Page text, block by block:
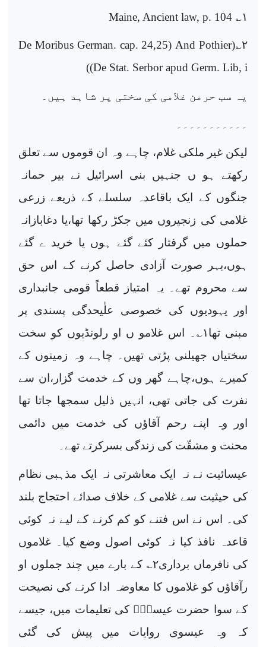
۱؎ Maine, Ancient law, p. 104
۲؎(De Moribus German. cap. 24,25) And Pothier
(De Stat. Serbor apud Germ. Lib, i
)
یہ سب حرمن غلامی کی سختی پر شاہد ہیں۔
۔۔۔۔۔۔۔۔۔۔۔
لیکن غیر ملکی غلام، چاہے وہ ان قوموں سے تعلق
رکھتے ہو ں جنہیں بنی اسرائیل نے بیر حمانہ
جنگوں کے ایک باقاعدہ سلسلے کے ذریعے زرعی
غلامی کی زنجیروں میں جکڑ رکھا تھا،یا دغابازانہ
حملوں میں گرفتار کئے گئے ہوں یا خرید ے گئے
ہوں،بہر صورت آزادی حاصل کرنے کے اس حق
سے محروم تھے۔ یہ امتیاز قطعاً قومی جانبداری
اور یہودیوں کی خصوصی علٰیحدگی پسندی پر
مبنی تھا۱؎۔ اس غلامو ں او رلونڈیوں کو سخت
سختیاں جھیلنی پڑتی تھیں۔ چاہے وہ زمینوں کے
کمیرے ہوں،چاہے گھر وں کے خدمت گزار،ان سے
نفرت کی جاتی تھی، انہیں ذلیل سمجھا جاتا تھا
اور وہ اپنے رحم آقاؤں کی خدمت میں دائمی
محنت و مشقّت کی زندگی بسرکرتے تھے۔
عیسائیت نے نہ ایک معاشرتی نہ ایک مذہبی نظام
کی حیثیت سے غلامی کے خلاف صدائے احتجاج بلند
کی۔ اس نے اس فتنے کو کم کرنے کے لیے نہ کوئی
قاعدہ نافذ کیا نہ کوئی اصول وضع کیا۔ غلاموں
کی نافرماں برداری۲؎ کے بارے میں چند جملوں او
رآقاؤں کو غلاموں کا معاوضہ ادا کرنے کی نصیحت
کے سوا حضرت عیسیٰؑ کی تعلیمات میں، جیسے
کہ وہ عیسوی روایات میں پیش کی گئی